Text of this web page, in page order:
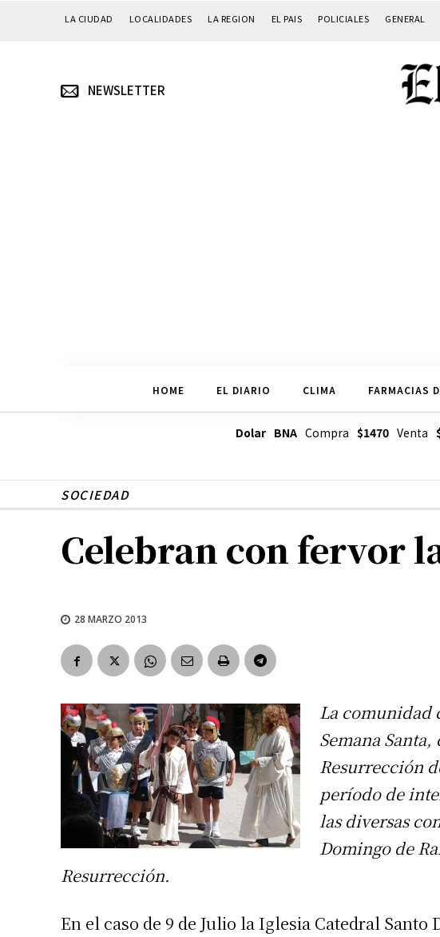
LA CIUDAD LOCALIDADES LA REGION EL PAIS POLICIALES GENERAL
NEWSLETTER
HOME EL DIARIO CLIMA FARMACIAS
Dolar BNACompra $1470Venta
SOCIEDAD
Celebran con fervor
28 MARZO 2013
La comunidad
Semana
Resurrección
período de
las diversas
Domingo de
Resurrección.
En el caso de 9 de Julio la Iglesia Catedral